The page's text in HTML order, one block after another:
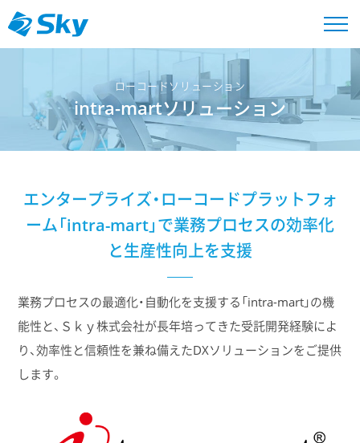
ローコードソリューション
intra-martソリューション
エンタープライズ・ローコードプラットフォ
ーム「intra-mart」で業務プロセスの効率化
と生産性向上を支援
業務プロセスの最適化・自動化を支援する「intra-mart」の機
能性と、Ｓｋｙ株式会社が長年培ってきた受託開発経験によ
り、効率性と信頼性を兼ね備えたDXソリューションをご提供
します。